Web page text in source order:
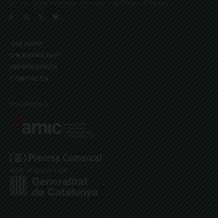
les Tres Torres, Pedralbes, Vallvidrera, les Planes i el Tibidabo
QUI SOM?
ON REPARTIM?
HEMEROTECA
CONTACTA
Associats a:
Amb el suport de: